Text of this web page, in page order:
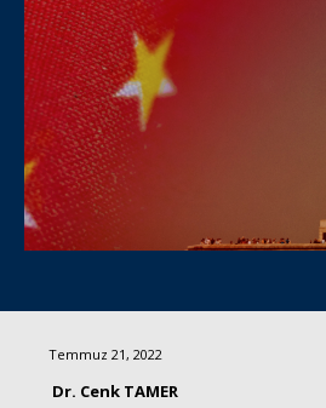
Temmuz 21, 2022
Dr. Cenk TAMER